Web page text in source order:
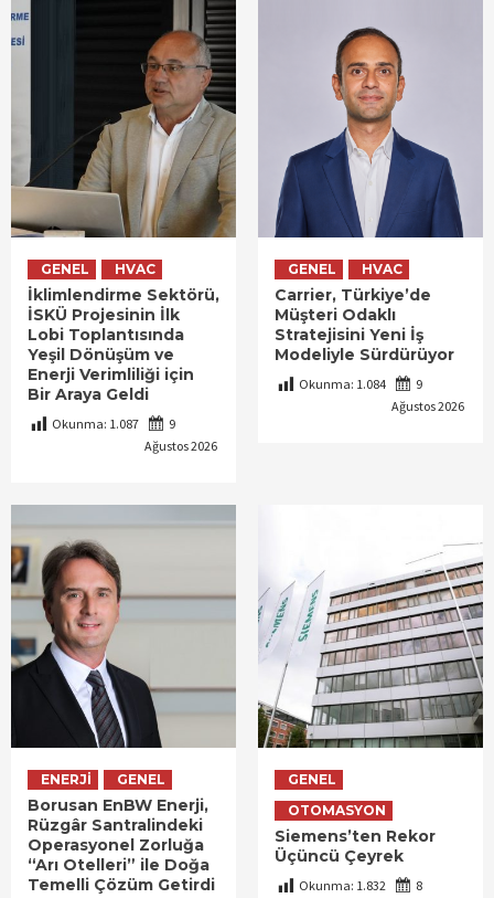
GENEL HVAC
İklimlendirme Sektörü,
İSKÜ Projesinin İlk
Lobi Toplantısında
Yeşil Dönüşüm ve
Enerji Verimliliği için
Bir Araya Geldi
Okunma: 1.087
9
Ağustos 2026
GENEL HVAC
Carrier, Türkiye’de
Müşteri Odaklı
Stratejisini Yeni İş
Modeliyle Sürdürüyor
Okunma: 1.084
9
Ağustos 2026
ENERJI GENEL
Borusan EnBW Enerji,
Rüzgâr Santralindeki
Operasyonel Zorluğa
“Arı Otelleri” ile Doğa
Temelli Çözüm Getirdi
GENEL
OTOMASYON
Siemens’ten Rekor
Üçüncü Çeyrek
Okunma: 1.832
8